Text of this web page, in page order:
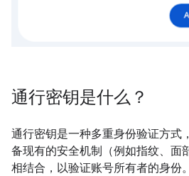
通行密钥是什么？
通行密钥是一种多重身份验证方式
备现有的安全机制（例如指纹、面
相结合，以验证账号所有者的身份